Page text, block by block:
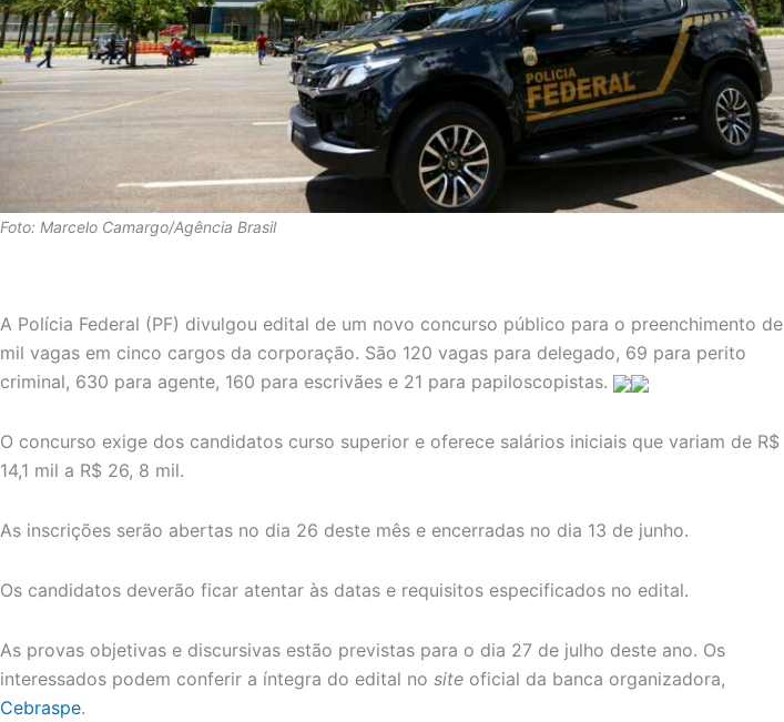
Foto: Marcelo Camargo/Agência Brasil
A Polícia Federal (PF) divulgou edital de um novo concurso público para o preenchimento de
mil vagas em cinco cargos da corporação. São 120 vagas para delegado, 69 para perito
criminal, 630 para agente, 160 para escrivães e 21 para papiloscopistas.
O concurso exige dos candidatos curso superior e oferece salários iniciais que variam de R$
14,1 mil a R$ 26, 8 mil.
As inscrições serão abertas no dia 26 deste mês e encerradas no dia 13 de junho.
Os candidatos deverão ficar atentar às datas e requisitos especificados no edital.
As provas objetivas e discursivas estão previstas para o dia 27 de julho deste ano. Os
interessados podem conferir a íntegra do edital no site oficial da banca organizadora,
Cebraspe.